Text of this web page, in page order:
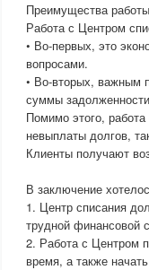
Преимущества
Работа с Центром
• Во-первых, это
вопросами.
• Во-вторых, важным
суммы
Помимо этого,
невыплаты долгов,
Клиенты получают
В заключение
1. Центр списания
трудной финансовой
2. Работа с Центром
время, а также